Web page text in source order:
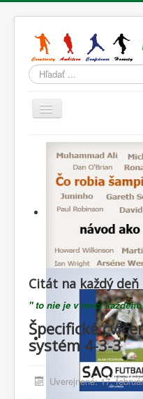
Hľadať
Prepnúť
Domov
Športová psychológia
Životný štýl
Lenivá lopta
Blog
Citát na každý deň
" to nie je v moci
Špecifické
systém 4-3-3
Uverejnené: 17.